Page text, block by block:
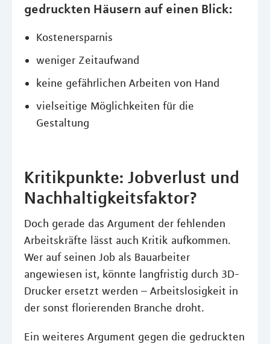
gedruckten Häusern auf einen Blick:
Kostenersparnis
weniger Zeitaufwand
keine gefährlichen Arbeiten von Hand
vielseitige Möglichkeiten für die
Gestaltung
Kritikpunkte: Jobverlust und
Nachhaltigkeitsfaktor?
Doch gerade das Argument der fehlenden
Arbeitskräfte lässt auch Kritik aufkommen.
Wer auf seinen Job als Bauarbeiter
angewiesen ist, könnte langfristig durch 3D-
Drucker ersetzt werden – Arbeitslosigkeit in
der sonst florierenden Branche droht.
Ein weiteres Argument gegen die gedruckten